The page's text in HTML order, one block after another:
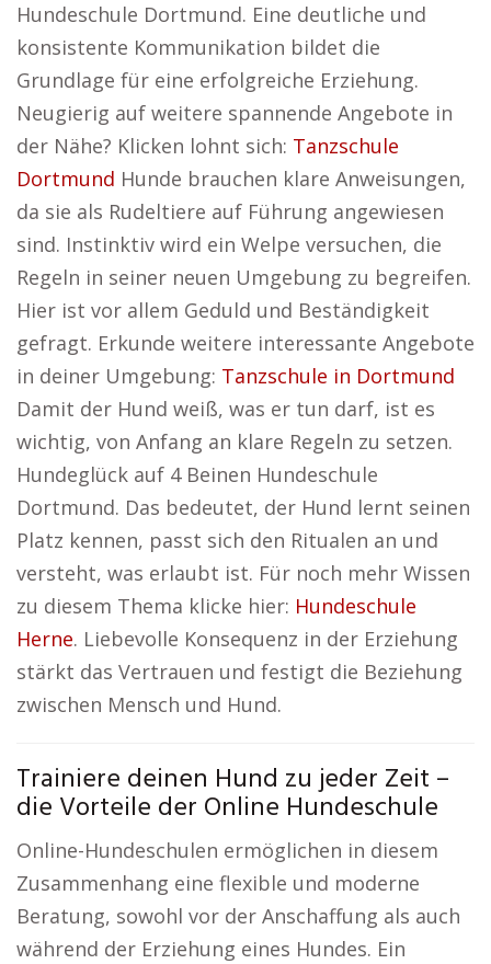
Hundeschule Dortmund. Eine deutliche und
konsistente Kommunikation bildet die
Grundlage für eine erfolgreiche Erziehung.
Neugierig auf weitere spannende Angebote in
der Nähe? Klicken lohnt sich: Tanzschule
Dortmund Hunde brauchen klare Anweisungen,
da sie als Rudeltiere auf Führung angewiesen
sind. Instinktiv wird ein Welpe versuchen, die
Regeln in seiner neuen Umgebung zu begreifen.
Hier ist vor allem Geduld und Beständigkeit
gefragt. Erkunde weitere interessante Angebote
in deiner Umgebung: Tanzschule in Dortmund
Damit der Hund weiß, was er tun darf, ist es
wichtig, von Anfang an klare Regeln zu setzen.
Hundeglück auf 4 Beinen Hundeschule
Dortmund. Das bedeutet, der Hund lernt seinen
Platz kennen, passt sich den Ritualen an und
versteht, was erlaubt ist. Für noch mehr Wissen
zu diesem Thema klicke hier: Hundeschule
Herne. Liebevolle Konsequenz in der Erziehung
stärkt das Vertrauen und festigt die Beziehung
zwischen Mensch und Hund.
Trainiere deinen Hund zu jeder Zeit –
die Vorteile der Online Hundeschule
Online-Hundeschulen ermöglichen in diesem
Zusammenhang eine flexible und moderne
Beratung, sowohl vor der Anschaffung als auch
während der Erziehung eines Hundes. Ein